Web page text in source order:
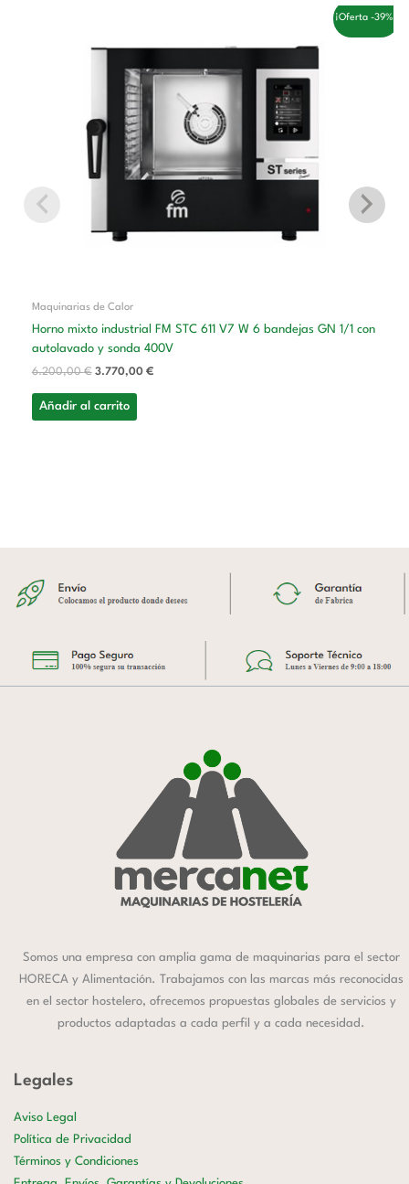
¡Oferta -39%!
Maquinarias de Calor
Horno mixto industrial FM STC 611 V7 W 6 bandejas GN 1/1 con
autolavado y sonda 400V
6.200,00€
6.200,00 €.
3.770,00 €
3.770,00 €.
Añadir al carrito
Somos una empresa con amplia gama de maquinarias para el sector
HORECA y Alimentación. Trabajamos con las marcas más reconocidas
en el sector hostelero, ofrecemos propuestas globales de servicios y
productos adaptadas a cada perfil y a cada necesidad.
Legales
Aviso Legal
Política de Privacidad
Términos y Condiciones